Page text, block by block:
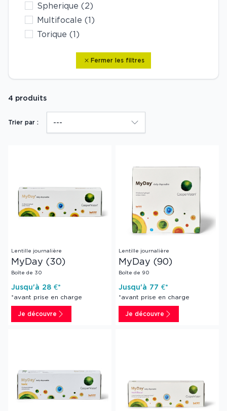
Spherique (2)
Multifocale (1)
Torique (1)
Fermer les filtres
4 produits
Trier par :
Lentille journalière
MyDay (30)
Boîte de 30
Jusqu'à 28 €*
*avant prise en charge
Je découvre
Lentille journalière
MyDay (90)
Boîte de 90
Jusqu'à 77 €*
*avant prise en charge
Je découvre